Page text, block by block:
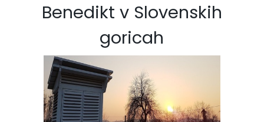
Benedikt v Slovenskih
goricah